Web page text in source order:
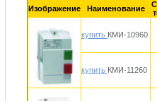
Изображение Наименование
купить КМИ-10960
купить КМИ-11260